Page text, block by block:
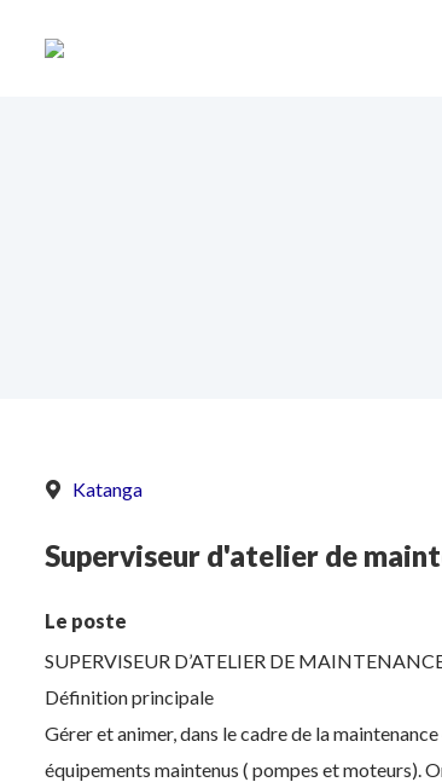
Katanga
Superviseur d'atelier de
Le poste
SUPERVISEUR D’ATELIER DE
Définition principale
Gérer et animer, dans le cadre de la
équipements maintenus ( pompes et moteurs).